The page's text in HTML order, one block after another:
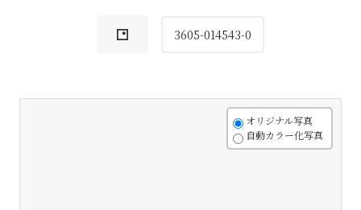
3605-014543-0
オリジナル写真
自動カラー化写真